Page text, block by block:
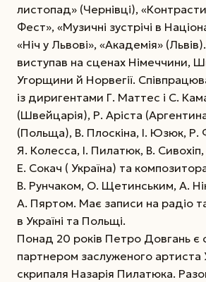
листопад» (Чернівці),
Фест», «Музичні зустрічі в
«Ніч у Львові», «Академія»
виступав на сценах Німеччини,
Угорщини й Норвегії.
із диригентами Г. Маттес і С.
(Швейцарія), Р. Аріста
(Польща), В. Плоскіна, І. Юзюк, Р.
Я. Колесса, І. Пилатюк, В.
Е. Сокач ( Україна) та
В. Рунчаком, О. Щетинським, А.
А. Пяртом. Має записи на радіо
в Україні та Польщі.
Понад 20 років Петро Довгань є
партнером заслуженого артиста
скрипаля Назарія Пилатюка.